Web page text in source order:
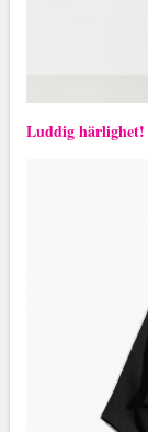
Luddig härlighet!